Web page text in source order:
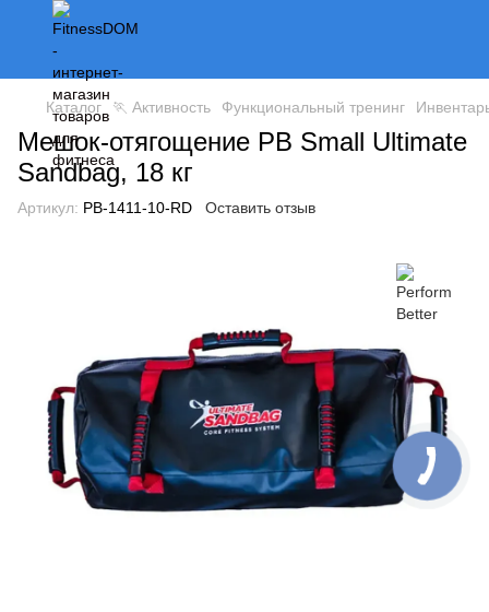
Каталог 🏃 Активность Функциональный тренинг
Мешок-отягощение PB Small Ultimate
Sandbag, 18 кг
Артикул: PB-1411-10-RD Оставить отзыв